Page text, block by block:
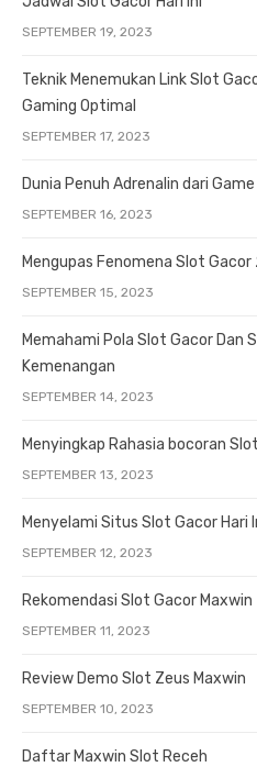
SEPTEMBER 19, 2023
Teknik Menemukan Link Slot
Gaming Optimal
SEPTEMBER 17, 2023
Dunia Penuh Adrenalin dari
SEPTEMBER 16, 2023
Mengupas Fenomena Slot
SEPTEMBER 15, 2023
Memahami Pola Slot Gacor Dan
Kemenangan
SEPTEMBER 14, 2023
Menyingkap Rahasia bocoran
SEPTEMBER 13, 2023
Menyelami Situs Slot Gacor Hari
SEPTEMBER 12, 2023
Rekomendasi Slot Gacor Maxwin
SEPTEMBER 11, 2023
Review Demo Slot Zeus Maxwin
SEPTEMBER 10, 2023
Daftar Maxwin Slot Receh